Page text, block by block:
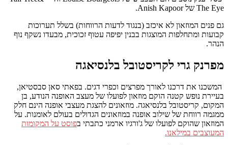
The Eye של Anish Kapoor.
גם פנים המוזאון לא איכזב (בנגוד לדעות הרווחות) בשלל תערוכות
קבועות ומתחלפות המוצגות בבנין יפיפה עטוף זכוכית, מבעדו נשקף נוף
הנהר.
מפרנק גרי לקריסטובל בלנסיאגה
המשכנו את דרכנו לאורך מפרצים וכפרי דגים. בפאתי סאן סבסטיאן,
בעיירת נופש קטנה הוקם מוזאון לפועלו של מעצב האופנה הנודע, בן
המקום, קריסטובל בלנסיאגה. מוזאונים להצגת מעצבי אופנה הינם חלק
ממגמה רווחת של שילוב אופנה במוזאונים הגדולים בעולם לאומנות. על
המוזאון שהוקם לפועלו של ג'ורגיו ארמני כתבתי בפוסט על המקומות
המעוצבים במילאנו.